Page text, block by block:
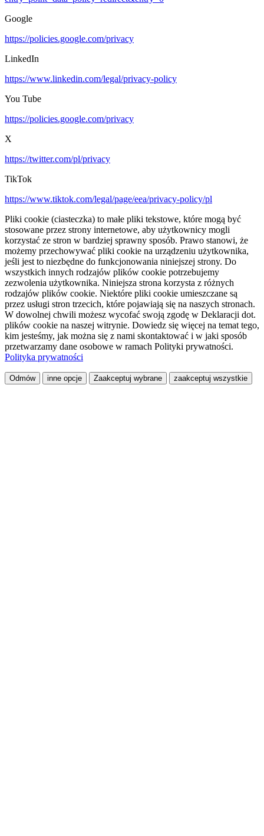
Google
https://policies.google.com/privacy
LinkedIn
https://www.linkedin.com/legal/privacy-policy
You Tube
https://policies.google.com/privacy
X
https://twitter.com/pl/privacy
TikTok
https://www.tiktok.com/legal/page/eea/privacy-policy/pl
Pliki cookie (ciasteczka) to małe pliki tekstowe, które mogą być
stosowane przez strony internetowe, aby użytkownicy mogli
korzystać ze stron w bardziej sprawny sposób. Prawo stanowi, że
możemy przechowywać pliki cookie na urządzeniu użytkownika,
jeśli jest to niezbędne do funkcjonowania niniejszej strony. Do
wszystkich innych rodzajów plików cookie potrzebujemy
zezwolenia użytkownika. Niniejsza strona korzysta z różnych
rodzajów plików cookie. Niektóre pliki cookie umieszczane są
przez usługi stron trzecich, które pojawiają się na naszych stronach.
W dowolnej chwili możesz wycofać swoją zgodę w Deklaracji dot.
plików cookie na naszej witrynie. Dowiedz się więcej na temat tego,
kim jesteśmy, jak można się z nami skontaktować i w jaki sposób
przetwarzamy dane osobowe w ramach Polityki prywatności.
Polityka prywatności
Odmów inne opcje Zaakceptuj wybrane zaakceptuj wszystkie